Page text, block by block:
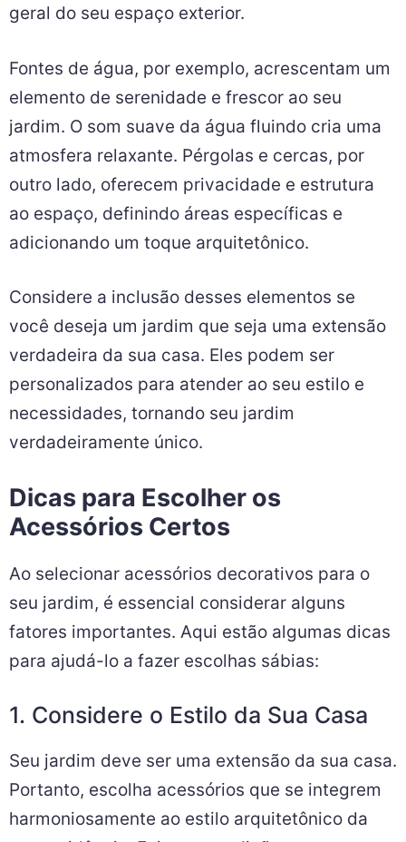
geral do seu espaço exterior.
Fontes de água, por exemplo, acrescentam um
elemento de serenidade e frescor ao seu
jardim. O som suave da água fluindo cria uma
atmosfera relaxante. Pérgolas e cercas, por
outro lado, oferecem privacidade e estrutura
ao espaço, definindo áreas específicas e
adicionando um toque arquitetônico.
Considere a inclusão desses elementos se
você deseja um jardim que seja uma extensão
verdadeira da sua casa. Eles podem ser
personalizados para atender ao seu estilo e
necessidades, tornando seu jardim
verdadeiramente único.
Dicas para Escolher os
Acessórios Certos
Ao selecionar acessórios decorativos para o
seu jardim, é essencial considerar alguns
fatores importantes. Aqui estão algumas dicas
para ajudá-lo a fazer escolhas sábias:
1. Considere o Estilo da Sua Casa
Seu jardim deve ser uma extensão da sua casa.
Portanto, escolha acessórios que se integrem
harmoniosamente ao estilo arquitetônico da